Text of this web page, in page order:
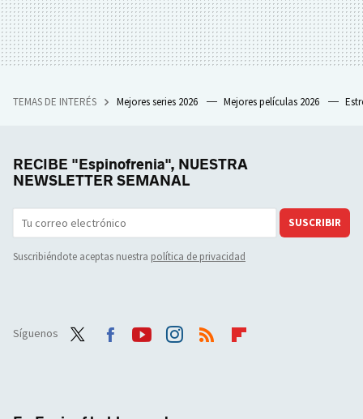
TEMAS DE INTERÉS Mejores series 2026 Mejores películas 2026
RECIBE "Espinofrenia", NUESTRA
NEWSLETTER SEMANAL
SUSCRIBIR
Suscribiéndote aceptas nuestra política de privacidad
Síguenos